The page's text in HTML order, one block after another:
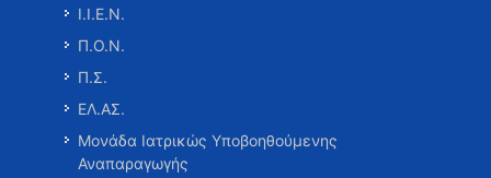
Ι.Ι.Ε.Ν.
Π.Ο.Ν.
Π.Σ.
ΕΛ.ΑΣ.
Μονάδα Ιατρικώς Υποβοηθούμενης
Αναπαραγωγής